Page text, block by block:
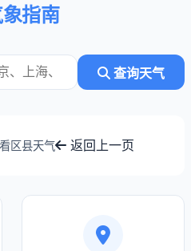
指南
查询天气
区县天气 返回上一页